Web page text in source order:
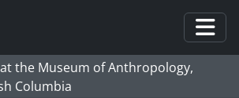
the Museum of Anthropology,
Columbia